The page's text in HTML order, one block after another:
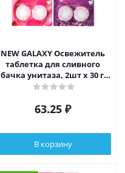
NEW GALAXY Освежитель
таблетка для сливного
бачка унитаза, 2шт x 30 г,
бабл гам, лаванда
63.25 ₽
В корзину